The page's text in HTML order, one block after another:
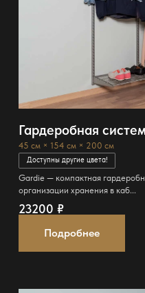
Гардеробная
45 см × 154 см × 200 см
Доступны другие цвета!
Gardie — компактная
организации хранения в каб...
23200 ₽
Подробнее